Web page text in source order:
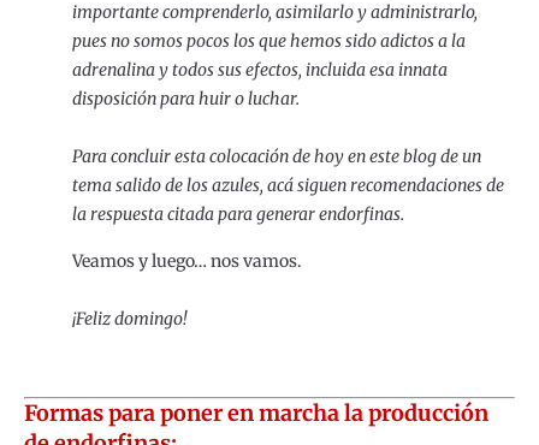
importante comprenderlo, asimilarlo y administrarlo,
pues no somos pocos los que hemos sido adictos a la
adrenalina y todos sus efectos, incluida esa innata
disposición para huir o luchar.
Para concluir esta colocación de hoy en este blog de un
tema salido de los azules, acá siguen recomendaciones de
la respuesta citada para generar endorfinas.
Veamos y luego… nos vamos.
¡Feliz domingo!
Formas para poner en marcha la producción